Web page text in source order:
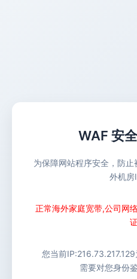
WAF 安
为保障网站程序安全，防
外机房
正常海外家庭宽带,公司网
您当前IP:216.73.217.129
需要对您身份